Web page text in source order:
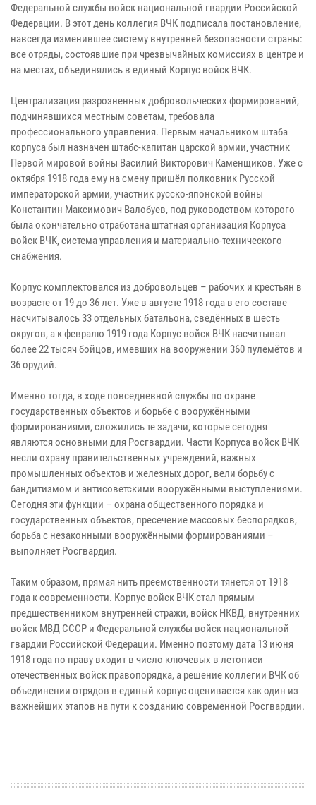
Федеральной службы войск национальной гвардии Российской
Федерации. В этот день коллегия ВЧК подписала постановление,
навсегда изменившее систему внутренней безопасности страны:
все отряды, состоявшие при чрезвычайных комиссиях в центре и
на местах, объединялись в единый Корпус войск ВЧК.
Централизация разрозненных добровольческих формирований,
подчинявшихся местным советам, требовала
профессионального управления. Первым начальником штаба
корпуса был назначен штабс-капитан царской армии, участник
Первой мировой войны Василий Викторович Каменщиков. Уже с
октября 1918 года ему на смену пришёл полковник Русской
императорской армии, участник русско-японской войны
Константин Максимович Валобуев, под руководством которого
была окончательно отработана штатная организация Корпуса
войск ВЧК, система управления и материально-технического
снабжения.
Корпус комплектовался из добровольцев – рабочих и крестьян в
возрасте от 19 до 36 лет. Уже в августе 1918 года в его составе
насчитывалось 33 отдельных батальона, сведённых в шесть
округов, а к февралю 1919 года Корпус войск ВЧК насчитывал
более 22 тысяч бойцов, имевших на вооружении 360 пулемётов и
36 орудий.
Именно тогда, в ходе повседневной службы по охране
государственных объектов и борьбе с вооружёнными
формированиями, сложились те задачи, которые сегодня
являются основными для Росгвардии. Части Корпуса войск ВЧК
несли охрану правительственных учреждений, важных
промышленных объектов и железных дорог, вели борьбу с
бандитизмом и антисоветскими вооружёнными выступлениями.
Сегодня эти функции – охрана общественного порядка и
государственных объектов, пресечение массовых беспорядков,
борьба с незаконными вооружёнными формированиями –
выполняет Росгвардия.
Таким образом, прямая нить преемственности тянется от 1918
года к современности. Корпус войск ВЧК стал прямым
предшественником внутренней стражи, войск НКВД, внутренних
войск МВД СССР и Федеральной службы войск национальной
гвардии Российской Федерации. Именно поэтому дата 13 июня
1918 года по праву входит в число ключевых в летописи
отечественных войск правопорядка, а решение коллегии ВЧК об
объединении отрядов в единый корпус оценивается как один из
важнейших этапов на пути к созданию современной Росгвардии.